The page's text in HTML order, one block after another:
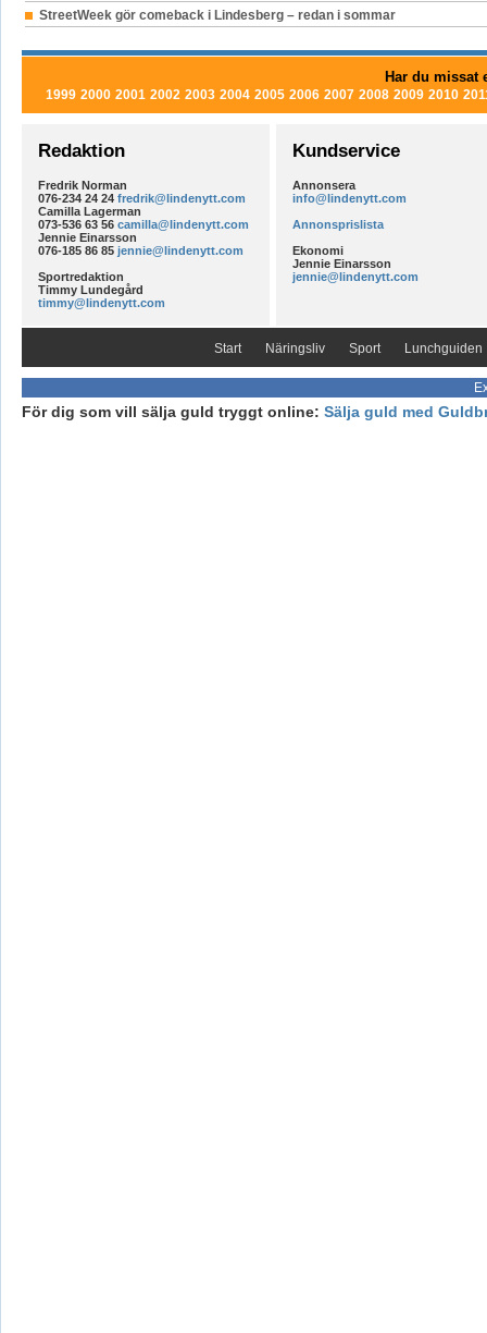
StreetWeek gör comeback i Lindesberg – redan i sommar
Har du missat
1999 2000 2001 2002 2003 2004 2005 2006 2007 2008 2009 2010
Redaktion
Fredrik Norman
076-234 24 24 fredrik@lindenytt.com
Camilla Lagerman
073-536 63 56 camilla@lindenytt.com
Jennie Einarsson
076-185 86 85 jennie@lindenytt.com
Sportredaktion
Timmy Lundegård
timmy@lindenytt.com
Kundservice
Annonsera
info@lindenytt.com
Annonsprislista
Ekonomi
Jennie Einarsson
jennie@lindenytt.com
Start Näringsliv Sport Lunchguiden
För dig som vill sälja guld tryggt online: Sälja guld med